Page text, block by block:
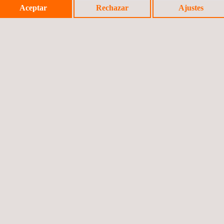
a participar como ponente y director de programa en diversas
Aceptar Rechazar Ajustes